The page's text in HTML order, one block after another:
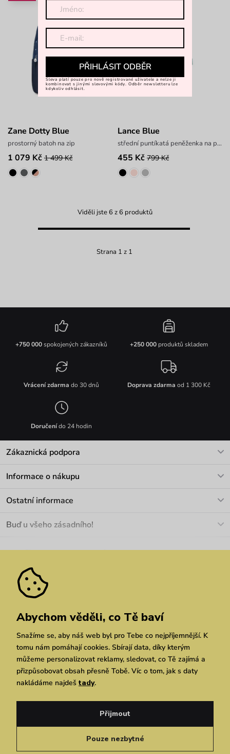
Zane Dotty Blue
prostorný batoh na zip
1 079 Kč 1 499 Kč
Lance Blue
střední puntíkatá peněženka na patent
455 Kč 799 Kč
Viděli jste 6 z 6 produktů
Strana 1 z 1
+750 000spokojených zákazníků +250 000produktů skladem
Vrácení zdarma do 30 dnů Doprava zdarma od 1 300 Kč
Doručenído 24 hodin
Zákaznická podpora
Informace o nákupu
Materiály a údržba
Pozáruční opravy
Ostatní informace
Velkoobchod
We Care
Dárkové poukazy
Vuchlook
Prodejny
Praha Brno Chrudim
Buď u všeho zásadního!
Zásady ochrany osobních údajů
Simplia.cz
Zásady ochrany osobních údajů
Čeština
Abychom věděli, co Tě baví
Snažíme se, aby náš web byl pro Tebe co nejpříjemnější. K
tomu nám pomáhají cookies. Sbírají data, díky kterým
můžeme personalizovat reklamy, sledovat, co Tě zajímá a
přizpůsobovat obsah přesně Tobě. Víc o tom, jak s daty
nakládáme najdeš tady.
Pouze nezbytné
Přijmout
PŘIHLÁSIT ODBĚR
Sleva platí pouze pro nově registrované uživatele a nelze ji
kombinovat s jinými slevovými kódy. Odběr newsletteru lze
kdykoliv odhlásit.